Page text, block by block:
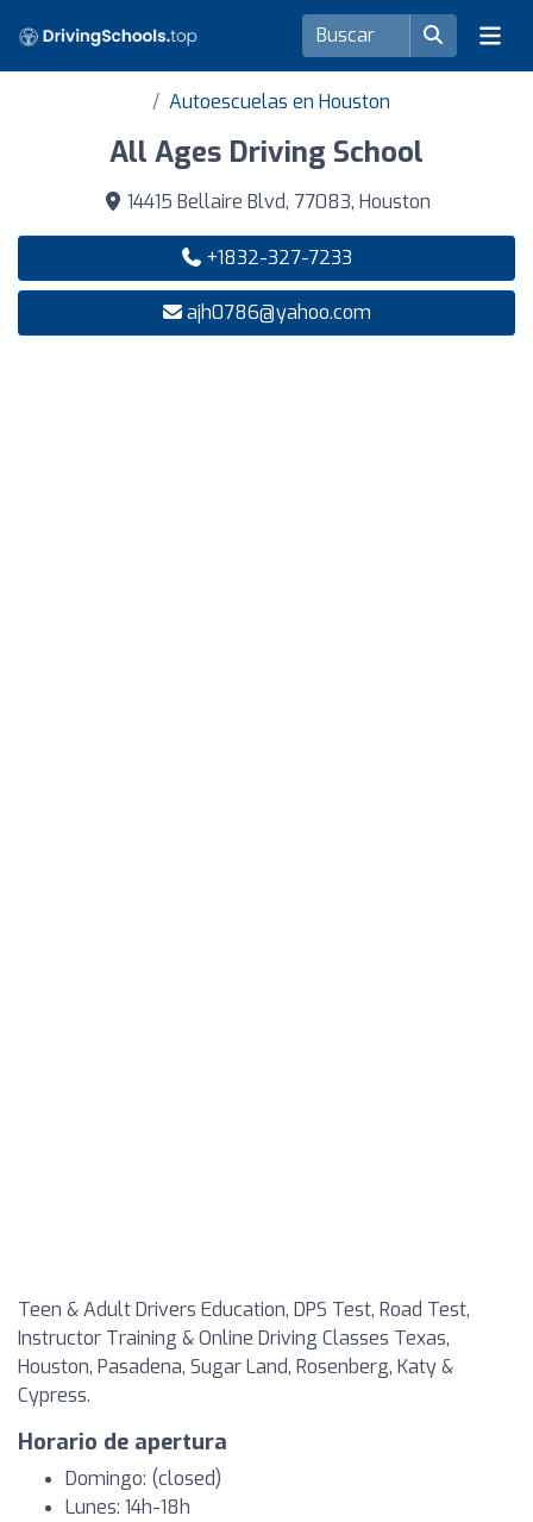
Autoescuelas en Houston
All Ages Driving School
14415 Bellaire Blvd, 77083, Houston
+1832-327-7233
ajh0786@yahoo.com
Teen & Adult Drivers Education, DPS Test, Road Test,
Instructor Training & Online Driving Classes Texas,
Houston, Pasadena, Sugar Land, Rosenberg, Katy &
Cypress.
Horario de apertura
Domingo: (closed)
Lunes: 14h-18h